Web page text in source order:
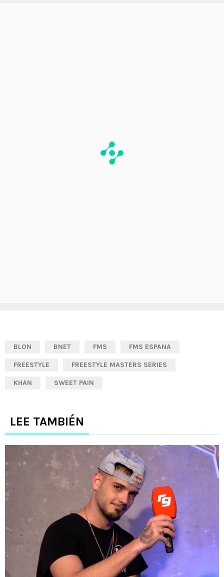
BLON BNET FMS FMS ESPANA
FREESTYLE FREESTYLE MASTERS SERIES
KHAN SWEET PAIN
LEE TAMBIÉN